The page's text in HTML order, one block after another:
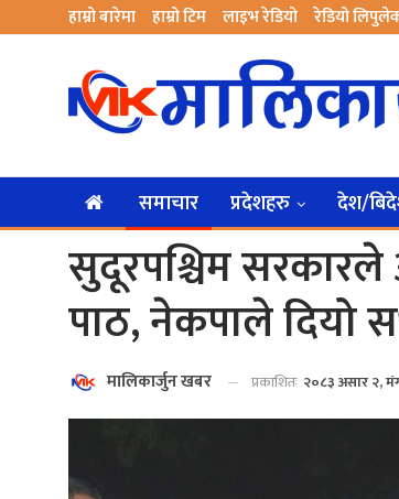
हाम्रो बारेमा हाम्रो टिम लाइभ रेडियो रेडियो
समाचार प्रदेशहरु देश/
सुदूरपश्चिम
पाठ, नेकपाले दियो
मालिकार्जुन खबर प्रकाशितः २०८३ असार २,